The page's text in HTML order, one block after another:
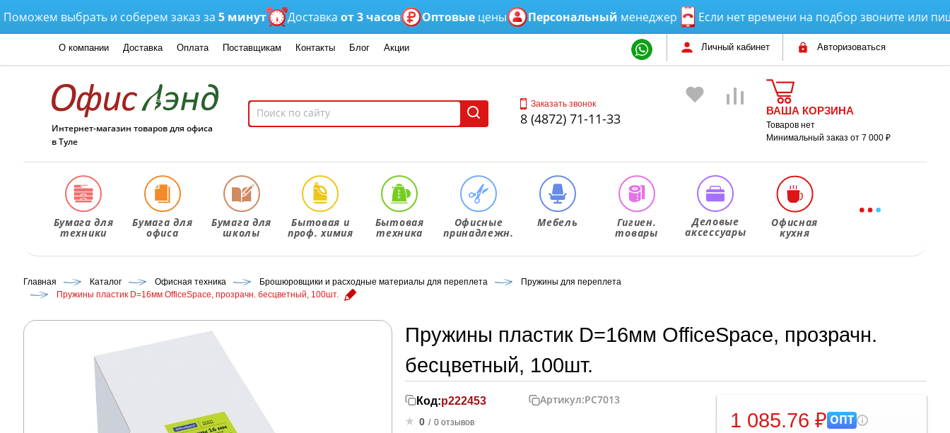
выбрать и соберем заказ за5 минут Доставкаот 3 часов Оптовыецены Персональныйменеджер Если нет времени на подбор звоните или
Личный кабинет Авторизоваться
О компании Доставка Оплата Поставщикам Контакты Блог Акции
Интернет-магазин товаров для офиса
в Туле
Заказать звонок
8 (4872) 71-11-33 ВАША КОРЗИНА
Товаров нет
Минимальный заказ от 7 000 ₽
Бумага для
техники
Бумага для
офиса
Бумага для
школы
Бытовая и
проф. химия
Бытовая
техника
Офисные
принадлежн.
Мебель Гигиен.
товары
Деловые
аксессуары
Офисная
кухня
Главная Каталог Офисная техника Брошюровщики и расходные материалы для переплета
Пружины для переплета
Пружины пластик D=16мм OfficeSpace, прозрачн. бесцветный, 100шт.
Пружины пластик D=16мм OfficeSpace, прозрачн.
бесцветный, 100шт.
Код:р222453 Артикул:PC7013
0 / 0 отзывов 1 085.76 ₽ ОПТ